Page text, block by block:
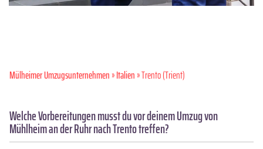
Mülheimer Umzugsunternehmen»Italien» Trento (Trient)
Welche Vorbereitungen musst du vor deinem Umzug von
Mühlheim an der Ruhr nach Trento treffen?